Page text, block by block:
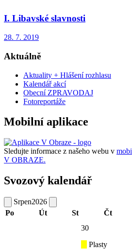
I. Libavské slavnosti
28. 7. 2019
Aktuálně
Aktuality + Hlášení rozhlasu
Kalendář akcí
Obecní ZPRAVODAJ
Fotoreportáže
Mobilní aplikace
Sledujte informace z našeho webu v
V OBRAZE.
Svozový kalendář
Srpen2026
Po
Út St Čt
30
Plasty